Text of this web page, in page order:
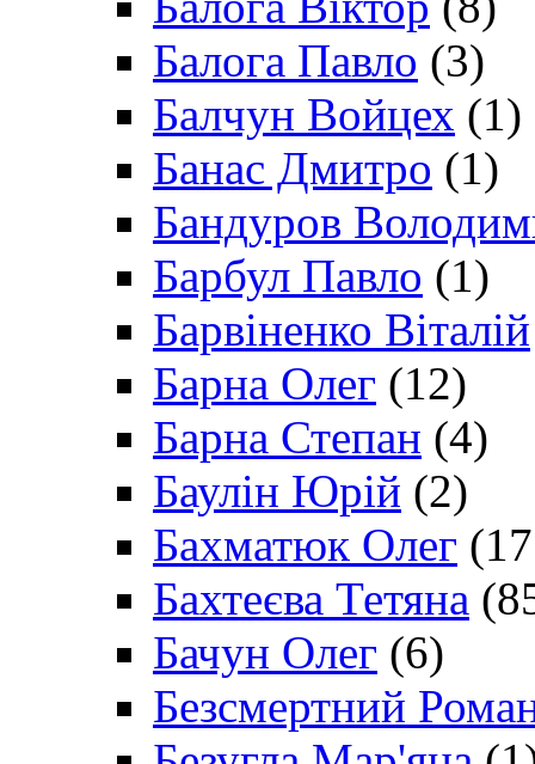
Балога Павло (3)
Балчун Войцех (1)
Банас Дмитро (1)
Бандуров
Барбул Павло (1)
Барвіненко Віталій
Барна Олег (12)
Барна Степан (4)
Баулін Юрій (2)
Бахматюк Олег
Бахтеєва Тетяна
Бачун Олег (6)
Безсмертний